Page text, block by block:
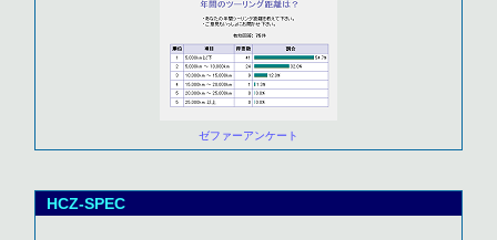
ゼファーアンケート
HCZ-SPEC